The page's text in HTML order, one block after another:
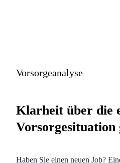
Vorsorgeanalyse
Klarheit über die
Vorsorgesituation
Haben Sie einen neuen Job?